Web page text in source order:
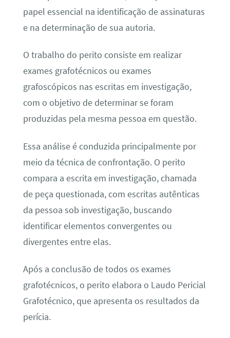
papel essencial na identificação de assinaturas
e na determinação de sua autoria.
O trabalho do perito consiste em realizar
exames grafotécnicos ou exames
grafoscópicos nas escritas em investigação,
com o objetivo de determinar se foram
produzidas pela mesma pessoa em questão.
Essa análise é conduzida principalmente por
meio da técnica de confrontação. O perito
compara a escrita em investigação, chamada
de peça questionada, com escritas autênticas
da pessoa sob investigação, buscando
identificar elementos convergentes ou
divergentes entre elas.
Após a conclusão de todos os exames
grafotécnicos, o perito elabora o Laudo Pericial
Grafotécnico, que apresenta os resultados da
perícia.